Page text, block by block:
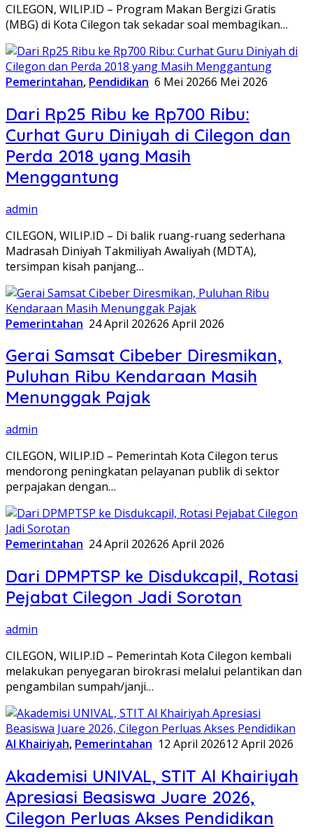
CILEGON, WILIP.ID – Program Makan Bergizi Gratis
(MBG) di Kota Cilegon tak sekadar soal membagikan…
Pemerintahan, Pendidikan 6 Mei 20266 Mei 2026
Dari Rp25 Ribu ke Rp700 Ribu:
Curhat Guru Diniyah di Cilegon dan
Perda 2018 yang Masih
Menggantung
admin
CILEGON, WILIP.ID – Di balik ruang-ruang sederhana
Madrasah Diniyah Takmiliyah Awaliyah (MDTA),
tersimpan kisah panjang…
Pemerintahan 24 April 202626 April 2026
Gerai Samsat Cibeber Diresmikan,
Puluhan Ribu Kendaraan Masih
Menunggak Pajak
admin
CILEGON, WILIP.ID – Pemerintah Kota Cilegon terus
mendorong peningkatan pelayanan publik di sektor
perpajakan dengan…
Pemerintahan 24 April 202626 April 2026
Dari DPMPTSP ke Disdukcapil, Rotasi
Pejabat Cilegon Jadi Sorotan
admin
CILEGON, WILIP.ID – Pemerintah Kota Cilegon kembali
melakukan penyegaran birokrasi melalui pelantikan dan
pengambilan sumpah/janji…
Al Khairiyah, Pemerintahan 12 April 202612 April 2026
Akademisi UNIVAL, STIT Al Khairiyah
Apresiasi Beasiswa Juare 2026,
Cilegon Perluas Akses Pendidikan